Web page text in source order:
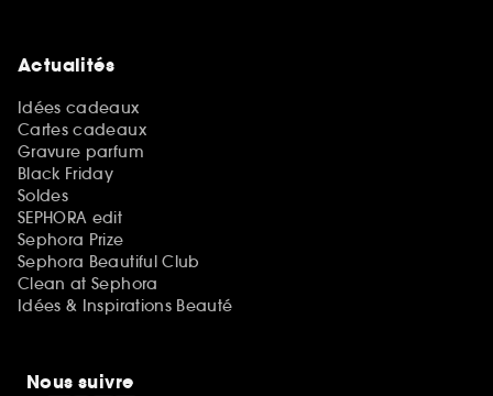
Actualités
Idées cadeaux
Cartes cadeaux
Gravure parfum
Black Friday
Soldes
SEPHORA edit
Sephora Prize
Sephora Beautiful Club
Clean at Sephora
Idées & Inspirations Beauté
Nous suivre